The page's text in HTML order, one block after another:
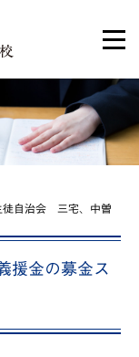
徒自治会 三宅、中曽
援金の募金ス